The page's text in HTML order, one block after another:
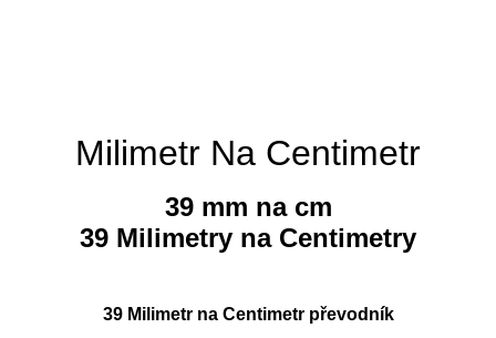
Milimetr Na Centimetr
39 mm na cm
39 Milimetry na Centimetry
39 Milimetr na Centimetr převodník